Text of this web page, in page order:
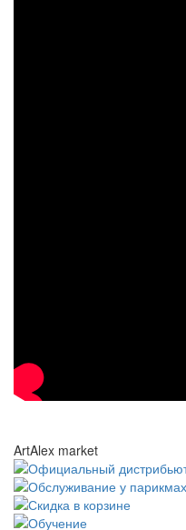
ArtAlex market